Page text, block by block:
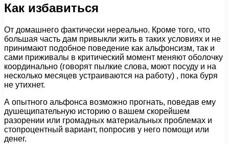
Как избавиться
От домашнего фактически нереально. Кроме того, что
большая часть дам привыкли жить в таких условиях и не
принимают подобное поведение как альфонсизм, так и
сами приживалы в критический момент меняют оболочку
координально (говорят пылкие слова, моют посуду и на
несколько месяцев устраиваются на работу) , пока буря
не утихнет.
А опытного альфонса возможно прогнать, поведав ему
душещипательную историю о вашем скорейшем
разорении или громадных материальных проблемах и
стопроцентный вариант, попросив у него помощи или
денег.